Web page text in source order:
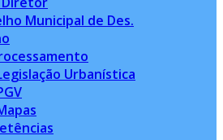
Municipal de Des.
Urbanística